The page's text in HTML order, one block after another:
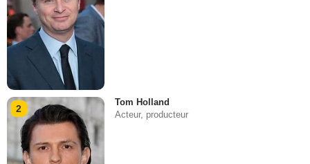
2
Tom Holland
Acteur, producteur